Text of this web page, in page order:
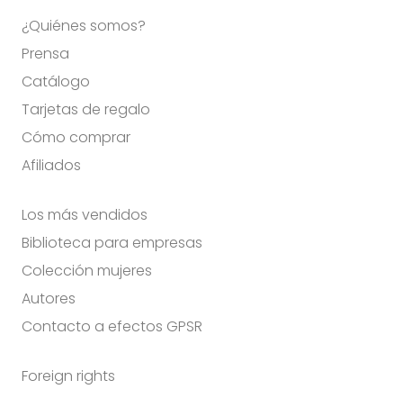
¿Quiénes somos?
Prensa
Catálogo
Tarjetas de regalo
Cómo comprar
Afiliados
Los más vendidos
Biblioteca para empresas
Colección mujeres
Autores
Contacto a efectos GPSR
Foreign rights